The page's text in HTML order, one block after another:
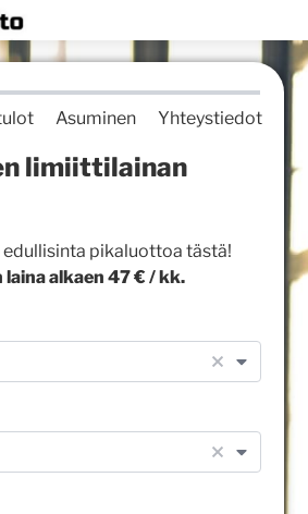
Asuminen Yhteystiedot
limiittilainan
pikaluottoa tästä!
alkaen 47 € / kk.
0